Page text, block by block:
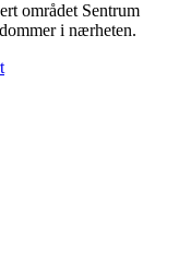
området Sentrum
i nærheten.